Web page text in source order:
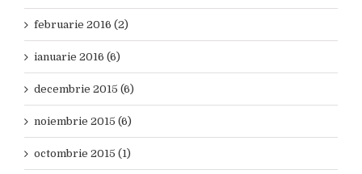
februarie 2016 (2)
ianuarie 2016 (6)
decembrie 2015 (6)
noiembrie 2015 (6)
octombrie 2015 (1)